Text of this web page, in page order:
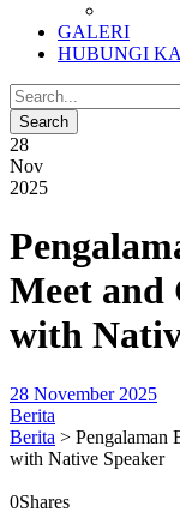
GALERI
HUBUNGI
28
Nov
2025
Meet and
with
28 November 2025
Berita
Berita > Pengalaman
with Native Speaker
0Shares